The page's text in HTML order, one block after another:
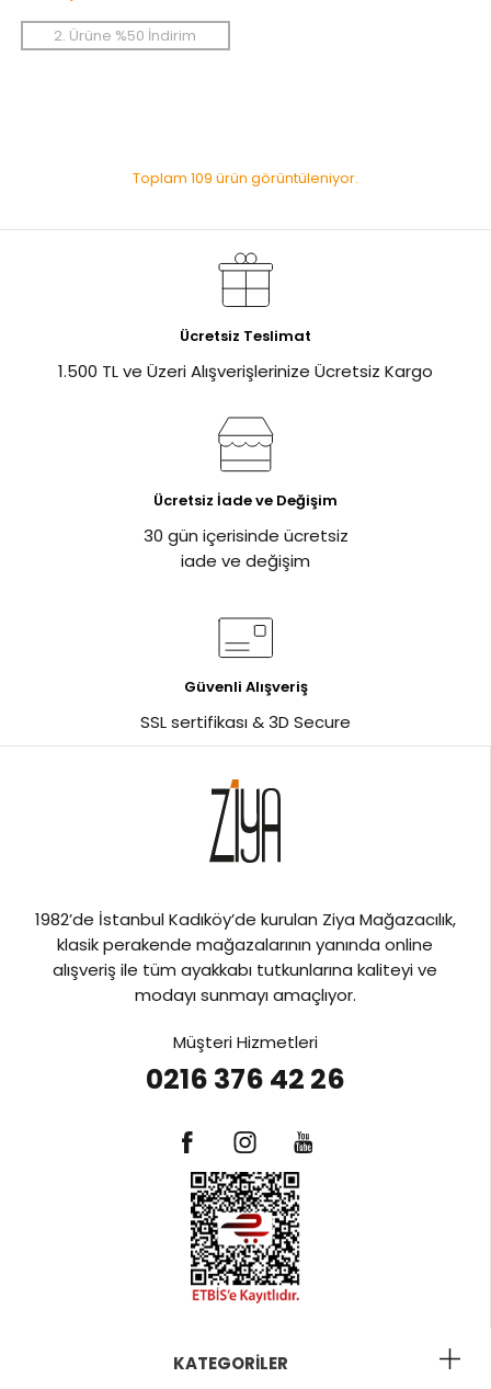
2. Ürüne %50 İndirim
Toplam 109 ürün görüntüleniyor.
Ücretsiz Teslimat
1.500 TL ve Üzeri Alışverişlerinize Ücretsiz Kargo
Ücretsiz İade ve Değişim
30 gün içerisinde ücretsiz
iade ve değişim
Güvenli Alışveriş
SSL sertifikası & 3D Secure
1982’de İstanbul Kadıköy’de kurulan Ziya Mağazacılık,
klasik perakende mağazalarının yanında online
alışveriş ile tüm ayakkabı tutkunlarına kaliteyi ve
modayı sunmayı amaçlıyor.
Müşteri Hizmetleri
0216 376 42 26
KATEGORILER